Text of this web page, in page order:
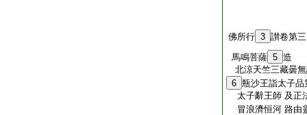
佛所行 3 讃卷第三
馬鳴菩薩 5 造
北涼天竺三藏曇
6 瓶沙王詣太子品
太子辭王師 及正
冒浪濟恒河 路由